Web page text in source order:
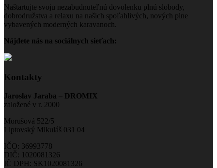
Naštartujte svoju nezabudnuteľnú dovolenku plnú slobody,
dobrodružstva a relaxu na našich spoľahlivých, nových plne
vybavených moderných karavanoch.
Nájdete nás na sociálnych sieťach:
Kontakty
Jaroslav Jaraba – DROMIX
založené v r. 2000
Morušová 522/5
Liptovský Mikuláš 031 04
IČO: 36993778
DIČ: 1020081326
IČ DPH: SK1020081326